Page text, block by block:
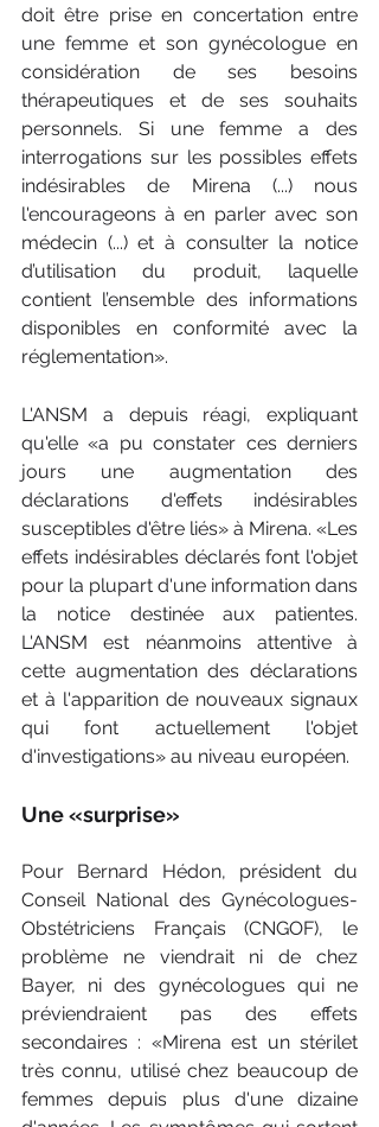
doit être prise en concertation entre
une femme et son gynécologue en
considération de ses besoins
thérapeutiques et de ses souhaits
personnels. Si une femme a des
interrogations sur les possibles effets
indésirables de Mirena (...) nous
l'encourageons à en parler avec son
médecin (...) et à consulter la notice
d’utilisation du produit, laquelle
contient l’ensemble des informations
disponibles en conformité avec la
réglementation».
L'ANSM a depuis réagi, expliquant
qu'elle «a pu constater ces derniers
jours une augmentation des
déclarations d'effets indésirables
susceptibles d'être liés» à Mirena. «Les
effets indésirables déclarés font l'objet
pour la plupart d'une information dans
la notice destinée aux patientes.
L'ANSM est néanmoins attentive à
cette augmentation des déclarations
et à l'apparition de nouveaux signaux
qui font actuellement l'objet
d'investigations» au niveau européen.
Une «surprise»
Pour Bernard Hédon, président du
Conseil National des Gynécologues-
Obstétriciens Français (CNGOF), le
problème ne viendrait ni de chez
Bayer, ni des gynécologues qui ne
préviendraient pas des effets
secondaires : «Mirena est un stérilet
très connu, utilisé chez beaucoup de
femmes depuis plus d'une dizaine